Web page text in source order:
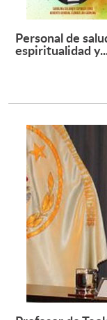
Personal de
espiritualidad